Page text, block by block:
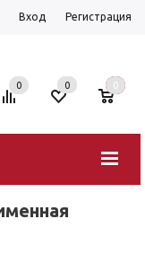
Вход Регистрация
0 0 0